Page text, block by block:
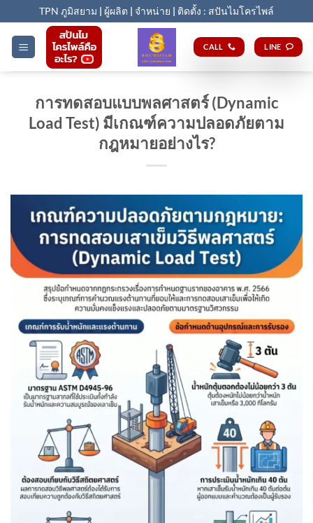
to
content
TPN ภูมิสยาม | ผู้ผลิต | จำหน่าย | ติดตั้ง : สปันไมโครไพล์
CALL LINE
การทดสอบแบบพลศาสตร์ (Dynamic
Load Test) มีเกณฑ์ความปลอดภัยตาม
กฎหมายอย่างไร?